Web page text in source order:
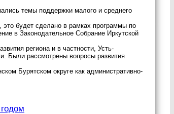
темы поддержки малого и среднего
будет сделано в рамках программы по
в Законодательное Собрание Иркутской
региона и в частности, Усть-
Были рассмотрены вопросы развития
Бурятском округе как административно-